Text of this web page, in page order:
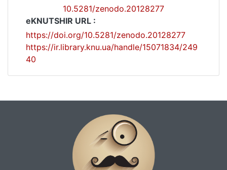
10.5281/zenodo.20128277
eKNUTSHIR URL :
https://doi.org/10.5281/zenodo.20128277
https://ir.library.knu.ua/handle/15071834/249
40